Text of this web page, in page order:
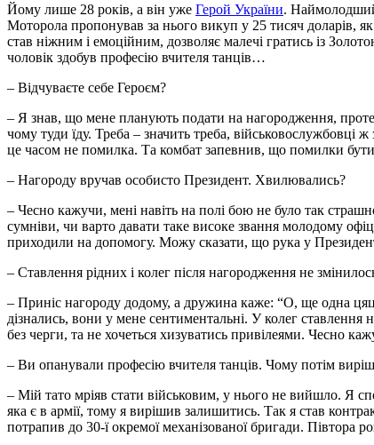
Йому лише 28 років, а він уже Герой України.
Моторола пропонував за нього викуп у 25 тисяч доларів,
став ніжним і емоційним, дозволяє малечі гратись із
чоловік здобув професію вчителя танців…
– Відчуваєте себе Героєм?
– Я знав, що мене планують подати на нагородження,
чому туди їду. Треба – значить треба, військовослужбовці
це часом не помилка. Та комбат запевнив, що помилки
– Нагороду вручав особисто Президент. Хвилювались?
– Чесно кажучи, мені навіть на полі бою не було так
сумніви, чи варто давати таке високе звання молодому
приходили на допомогу. Можу сказати, що рука у
– Ставлення рідних і колег після нагородження не
– Приніс нагороду додому, а дружина каже: “О, ще одна
дізнались, вони у мене сентиментальні. У колег
без черги, та не хочеться хизуватись привілеями. Чесно
– Ви опанували професію вчителя танців. Чому потім
– Мій тато мріяв стати військовим, у нього не вийшло. Я
яка є в армії, тому я вирішив залишитись. Так я став
потрапив до 30-ї окремої механізованої бригади.